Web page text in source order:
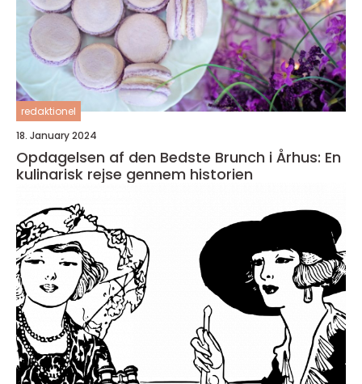
redaktionel
18. January 2024
Opdagelsen af den Bedste Brunch i Århus: En
kulinarisk rejse gennem historien